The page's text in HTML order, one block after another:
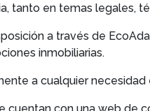
tanto en temas legales,
a través de
inmobiliarias.
a cualquier necesidad